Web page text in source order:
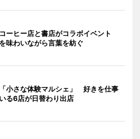
ーヒー店と書店がコラボイベント
味わいながら言葉を紡ぐ
小さな体験マルシェ」 好きを仕事
る6店が日替わり出店